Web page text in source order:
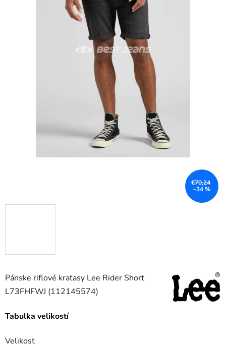
Pánske riflové kraťasy Lee Rider Short
L73FHFWJ (112145574)
Tabulka velikostí
Velikost
€70,24
–34 %